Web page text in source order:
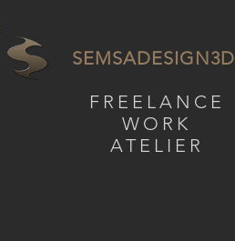
SEMSADESIGN3D
FREELANCE
WORK
ATELIER